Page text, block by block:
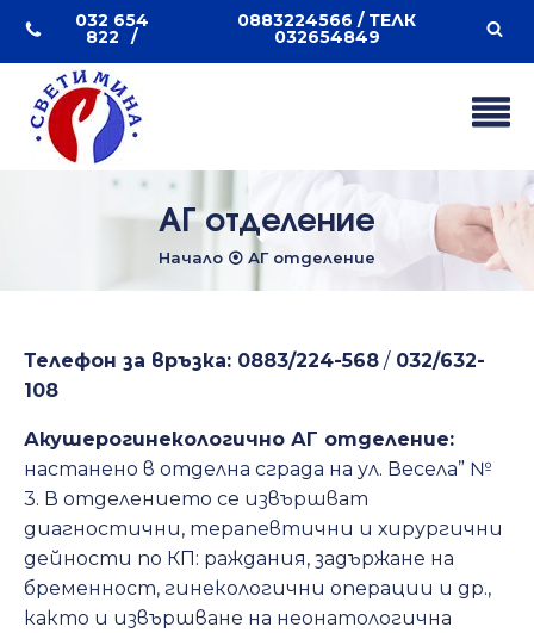
032 654
822
0883224566 / ТЕЛК
032654849
АГ отделение
Начало ⦿ АГ отделение
Телефон за връзка: 0883/224-568 / 032/632-
108
Акушерогинекологично АГ отделение:
настанено в отделна сграда на ул. Весела” №
3. В отделението се извършват
диагностични, терапевтични и хирургични
дейности по КП: раждания, задържане на
бременност, гинекологични операции и др.,
както и извършване на неонатологична